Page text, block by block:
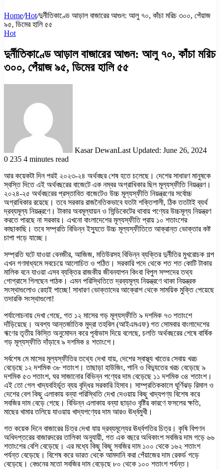
Home/Hot/দুর্নীতিকাণ্ডে আড়াল বাজারের আগুন: আলু ৭০, কাঁচা মরিচ ৩০০, পেঁয়াজ
৯৫, ডিমের হালি ৫৫
Hot
দুর্নীতিকাণ্ডে আড়াল বাজারের আগুন: আলু ৭০, কাঁচা মরিচ
৩০০, পেঁয়াজ ৯৫, ডিমের হালি ৫৫
Kasar DewanLast Updated: June 26, 2024
0 235 4 minutes read
আর কয়েকটা দিন পরই ২০২৩-২৪ অর্থবছর শেষ হতে চলেছে। দেশের সাধারণ মানুষকে
স্বস্তি দিতে এই অর্থবছরের বাজেটে এক নম্বর অগ্রাধিকার ছিল মূল্যস্ফীতি নিয়ন্ত্রণ।
২০২৪-২৫ অর্থবছরের প্রস্তাবিত বাজেটেও উচ্চ মূল্যস্ফীতি নিয়ন্ত্রণের সর্বোচ্চ
অগ্রাধিকার রয়েছে। তবে সরকার রাজনৈতিকভাবে যতটা শক্তিশালী, ঠিক ততটাই ব্যর্থ
দ্রব্যমূল্য নিয়ন্ত্রণে। টাকার অবমূল্যায়ন ও সিন্ডিকেটের থাবায় পণ্যের উচ্চমূল্য নিয়ন্ত্রণ
করতে পারছে না সরকার। এখনো বাংলাদেশের মূল্যস্ফীতি প্রায় ১০ শতাংশের
কাছাকাছি। তবে সম্প্রতি বিভিন্ন ইস্যুতে উচ্চ মূল্যস্ফীতিতে আক্রান্ত ভোক্তার কষ্ট
চাপা পড়ে যাচ্ছে।
সম্প্রতি ঘটে যাওয়া বেনজীর, আজিজ, মতিউরসহ বিভিন্ন ব্যক্তির দুর্নীতির মুখরোচক গল্প
এখন গণমাধ্যমে সবচেয়ে আলোচিত ও পঠিত। সরকারি পদে থেকে শত শত কোটি টাকার
মালিক বনে যাওয়া এসব ব্যক্তির রাজকীয় জীবনযাপন কিংবা বিপুল সম্পদের তথ্য
গোগ্রাসে গিলছেন পাঠক। এমন পরিস্থিতিতে দ্রব্যমূল্য নিয়ন্ত্রণে থাকা নিয়ন্ত্রক
সংস্থাগুলোও রেহাই পাচ্ছে! সাধারণ ভোক্তাদের আক্রোশ থেকে সাময়িক মুক্তি পেয়েছে
তদারকি সংস্থাগুলো!
পর্যালোচনায় দেখা গেছে, গত ১২ মাসের গড় মূল্যস্ফীতি ৯ দশমিক ৭৩ শতাংশে
দাঁড়িয়েছে। অবশ্য আন্তর্জাতিক মুদ্রা তহবিল (আইএমএফ) গত সোমবার বাংলাদেশের
ঋণের তৃতীয় কিস্তি অনুমোদন করে পূর্বাভাস দিয়ে বলেছে, চলতি অর্থবছরের শেষে বার্ষিক
গড় মূল্যস্ফীতি দাঁড়াবে ৯ দশমিক ৪ শতাংশে।
সর্বশেষ মে মাসের মূল্যস্ফীতির তথ্যে দেখা যায়, দেশের স্বাস্থ্য খাতের সেবায় খরচ
বেড়েছে ১২ দশমিক ৩৮ শতাংশ। তাছাড়া হাউজিং, পানি ও বিদ্যুতের খরচ বেড়েছে ৯
দশমিক ৫৩ শতাংশ, ঘর সাজানোর বিভিন্ন পণ্যের দাম বেড়েছে ১১ দশমিক ৩৪ শতাংশ।
এই তো গেল খাদ্যবহির্ভূত ব্যয় বৃদ্ধির সরকারি হিসাব। সাম্প্রতিককালে ঘূর্ণিঝড় রিমাল ও
দেশের বেশ কিছু এলাকায় বন্যা পরিস্থিতি দেখা দেওয়ায় কিছু খাদ্যপণ্য বিশেষ করে
সবজির দাম বেড়ে গেছে। বিভিন্ন এলাকায় বন্যা ছাড়াও বৃষ্টির কারণে ফসলের ক্ষতি,
মাছের খামার তলিয়ে যাওয়ায় খাদ্যপণ্যের দাম আরও ঊর্ধ্বমুখী।
গত কয়েক দিনে বাজারের চিত্র দেখা যায় দ্রব্যমূল্যের ঊর্ধ্বগতির চিত্র। কৃষি বিপণন
অধিদপ্তরের বাজারদরের তালিকা অনুযায়ী, গত এক বছরে অধিকাংশ সবজির দাম গড়ে ৬৬
শতাংশের বেশি বেড়েছে। এর মধ্যে কিছু কিছু সবজির দাম ১০০ থেকে ১৬২ শতাংশ
পর্যন্ত বেড়েছে। বিশেষ করে ভারত থেকে আমদানি করা পেঁয়াজের দাম রেকর্ড গড়ে
বেড়েছে। বেগুনের মতো সবজির দাম বেড়েছে ৮০ থেকে ১০০ শতাংশ পর্যন্ত।